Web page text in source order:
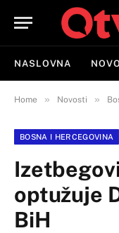
NASLOVNA
Home » Novosti »
BOSNA I HERCEGOVINA
optužuje
BiH